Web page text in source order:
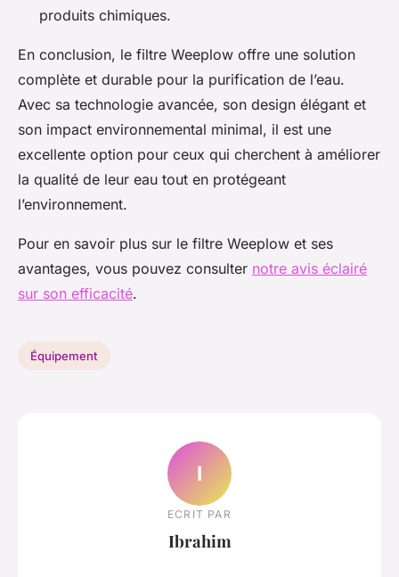
produits chimiques.
En conclusion, le filtre Weeplow offre une solution
complète et durable pour la purification de l’eau.
Avec sa technologie avancée, son design élégant et
son impact environnemental minimal, il est une
excellente option pour ceux qui cherchent à améliorer
la qualité de leur eau tout en protégeant
l’environnement.
Pour en savoir plus sur le filtre Weeplow et ses
avantages, vous pouvez consulter notre avis éclairé
sur son efficacité.
Équipement
I
ECRIT PAR
Ibrahim